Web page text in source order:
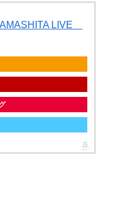
LIVE